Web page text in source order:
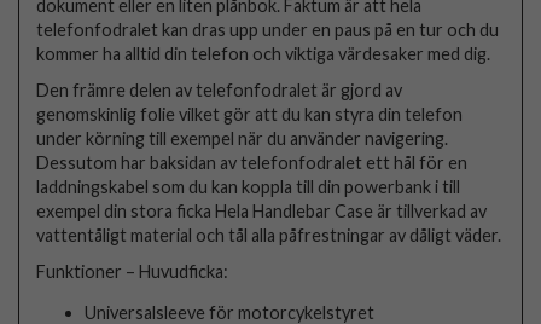
dokument eller en liten plånbok. Faktum är att hela
telefonfodralet kan dras upp under en paus på en tur och du
kommer ha alltid din telefon och viktiga värdesaker med dig.
Den främre delen av telefonfodralet är gjord av
genomskinlig folie vilket gör att du kan styra din telefon
under körning till exempel när du använder navigering.
Dessutom har baksidan av telefonfodralet ett hål för en
laddningskabel som du kan koppla till din powerbank i till
exempel din stora ficka Hela Handlebar Case är tillverkad av
vattentåligt material och tål alla påfrestningar av dåligt väder.
Funktioner – Huvudficka:
Universalsleeve för motorcykelstyret